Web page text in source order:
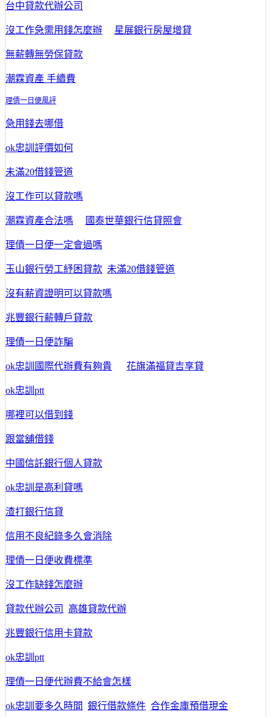
台中貸款代辦公司
沒工作急需用錢怎麼辦 星展銀行房屋增貸
無薪轉無勞保貸款
潮霖資產 手續費
理債一日便風評
急用錢去哪借
ok忠訓評價如何
未滿20借錢管道
沒工作可以貸款嗎
潮霖資產合法嗎 國泰世華銀行信貸照會
理債一日便一定會過嗎
玉山銀行勞工紓困貸款 未滿20借錢管道
沒有薪資證明可以貸款嗎
兆豐銀行薪轉戶貸款
理債一日便詐騙
ok忠訓國際代辦費有夠貴 花旗滿福貸吉享貸
ok忠訓ptt
哪裡可以借到錢
跟當舖借錢
中國信託銀行個人貸款
ok忠訓是高利貸嗎
渣打銀行信貸
信用不良紀錄多久會消除
理債一日便收費標準
沒工作缺錢怎麼辦
貸款代辦公司 高雄貸款代辦
兆豐銀行信用卡貸款
ok忠訓ptt
理債一日便代辦費不給會怎樣
ok忠訓要多久時間 銀行借款條件 合作金庫預借現金